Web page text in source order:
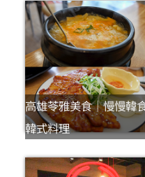
高雄苓雅美食｜慢慢韓
韓式料理